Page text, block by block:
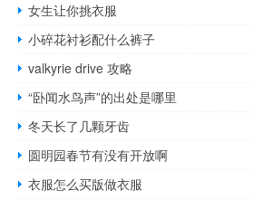
女生让你挑衣服
小碎花衬衫配什么裤子
valkyrie drive 攻略
“卧闻水鸟声”的出处是哪里
冬天长了几颗牙齿
圆明园春节有没有开放啊
衣服怎么买版做衣服